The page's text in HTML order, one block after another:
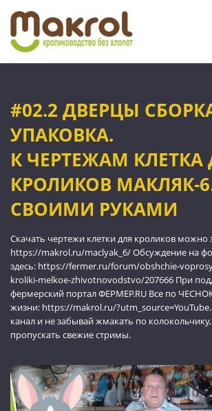
#02.2 ДВЕРЦЫ
УПАКОВКА.
К ЧЕРТЕЖАМ КЛЕТКА
КРОЛИКОВ МАКЛЯК-
СВОИМИ РУКАМИ
Скачать чертежи клетки для кроликов можно
https://makrol.ru/maclyak_6/ Обсуждение на
здесь: https://fermer.ru/forum/obshchie-
kroliki-melkoe-zhivotnovodstvo/207666 При
фермерский портал ФЕРМЕР.RU Все по
жизни: https://makrol.ru/
канал и не забывай жмакать по
пропускать свежие стримы.